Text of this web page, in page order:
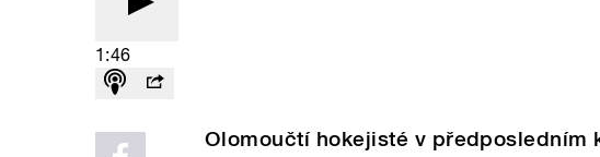
1:46
Olomoučtí hokejisté v předposledním